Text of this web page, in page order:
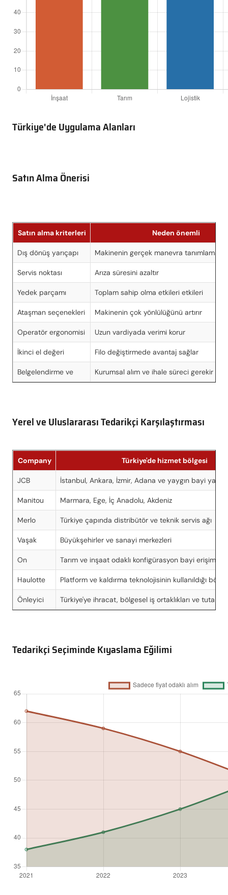
Türkiye'de Uygulama Alanları
Satın Alma Önerisi
Satın alma kriterleri Neden önemli
Dış dönüş yarıçapı Makinenin gerçek manevra tanımlama
Servis noktası Arıza süresini azaltır
Yedek parçamı Toplam sahip olma etkileri etkileri
Ataşman seçenekleri Makinenin çok yönlülüğünü artırır
Operatör ergonomisi Uzun vardiyada verimi korur
İkinci el değeri Filo değiştirmede avantaj sağlar
Belgelendirme ve Kurumsal alım ve ihale süreci gerekir
Yerel ve Uluslararası Tedarikçi Karşılaştırması
Company Türkiye'de hizmet bölgesi
JCB İstanbul, Ankara, İzmir, Adana ve yaygın bayi yapısı
Manitou Marmara, Ege, İç Anadolu, Akdeniz
Merlo Türkiye çapında distribütör ve teknik servis ağı
Vaşak Büyükşehirler ve sanayi merkezleri
On Tarım ve inşaat odaklı konfigürasyon bayi erişimi
Haulotte Platform ve kaldırma teknolojisinin kullanıldığı bölge
Önleyici Türkiye'ye ihracat, bölgesel iş ortaklıkları ve tutarlı
Tedarikçi Seçiminde Kıyaslama Eğilimi